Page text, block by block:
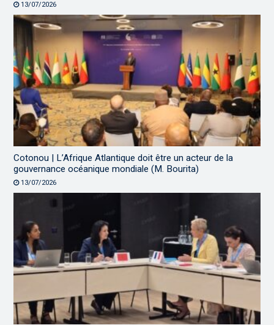
13/07/2026
Cotonou | L’Afrique Atlantique doit être un acteur de la
gouvernance océanique mondiale (M. Bourita)
13/07/2026